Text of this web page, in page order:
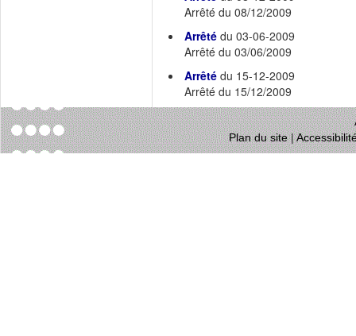
Arrêté du 08/12/2009
Arrêté du 03-06-2009
Arrêté du 03/06/2009
Arrêté du 15-12-2009
Arrêté du 15/12/2009
Plan du site|